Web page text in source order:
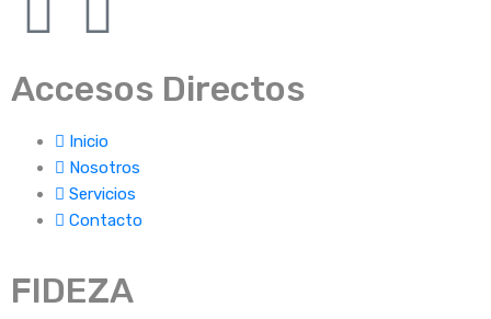
Accesos Directos
Inicio
Nosotros
Servicios
Contacto
FIDEZA